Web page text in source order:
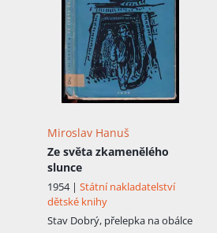
spravedlnost patří mezi fantastiku, byla to
fikce o psychickém mučení Hitlera,
zfilmována roku 1968. Z oblasti science-
fiction napsal knih několik. Některé z nich
byly vydány řadu let po napsání.
Miroslav Hanuš
Ze světa zkamenělého
slunce
1954 | Státní nakladatelství
dětské knihy
Stav Dobrý, přelepka na obálce